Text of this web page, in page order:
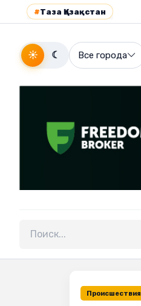
#Таза Қазақстан
☀ ☾ Все города
Поиск по сайту
Происшествия